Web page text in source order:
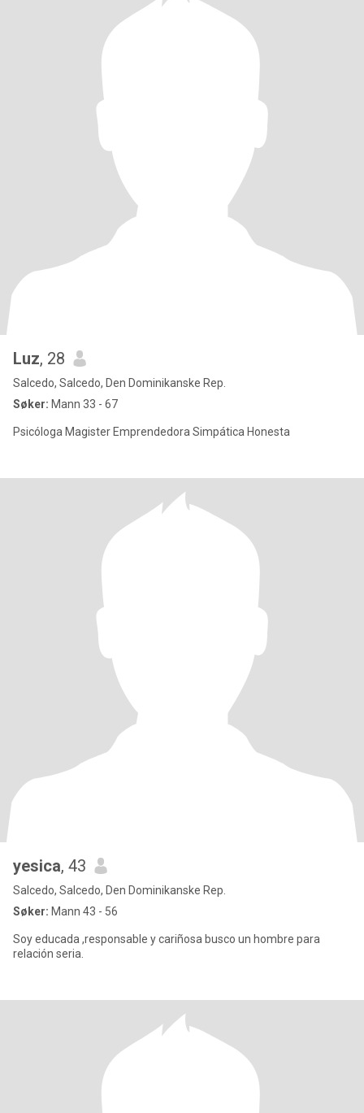
Luz, 28
Salcedo, Salcedo, Den Dominikanske Rep.
Søker: Mann 33 - 67
Psicóloga Magister Emprendedora Simpática Honesta
yesica, 43
Salcedo, Salcedo, Den Dominikanske Rep.
Søker: Mann 43 - 56
Soy educada ,responsable y cariñosa busco un hombre para
relación seria.